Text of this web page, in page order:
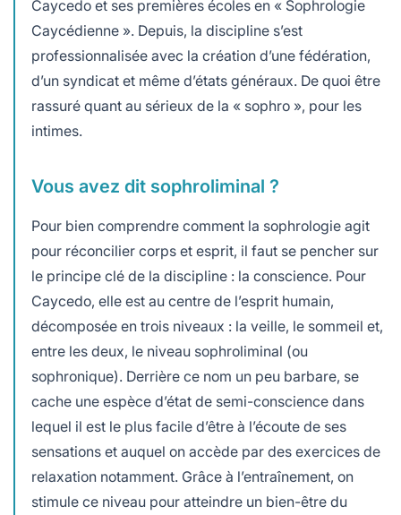
Caycedo et ses premières écoles en « Sophrologie
Caycédienne ». Depuis, la discipline s’est
professionnalisée avec la création d’une fédération,
d’un syndicat et même d’états généraux. De quoi être
rassuré quant au sérieux de la « sophro », pour les
intimes.
Vous avez dit sophroliminal ?
Pour bien comprendre comment la sophrologie agit
pour réconcilier corps et esprit, il faut se pencher sur
le principe clé de la discipline : la conscience. Pour
Caycedo, elle est au centre de l’esprit humain,
décomposée en trois niveaux : la veille, le sommeil et,
entre les deux, le niveau sophroliminal (ou
sophronique). Derrière ce nom un peu barbare, se
cache une espèce d’état de semi-conscience dans
lequel il est le plus facile d’être à l’écoute de ses
sensations et auquel on accède par des exercices de
relaxation notamment. Grâce à l’entraînement, on
stimule ce niveau pour atteindre un bien-être du